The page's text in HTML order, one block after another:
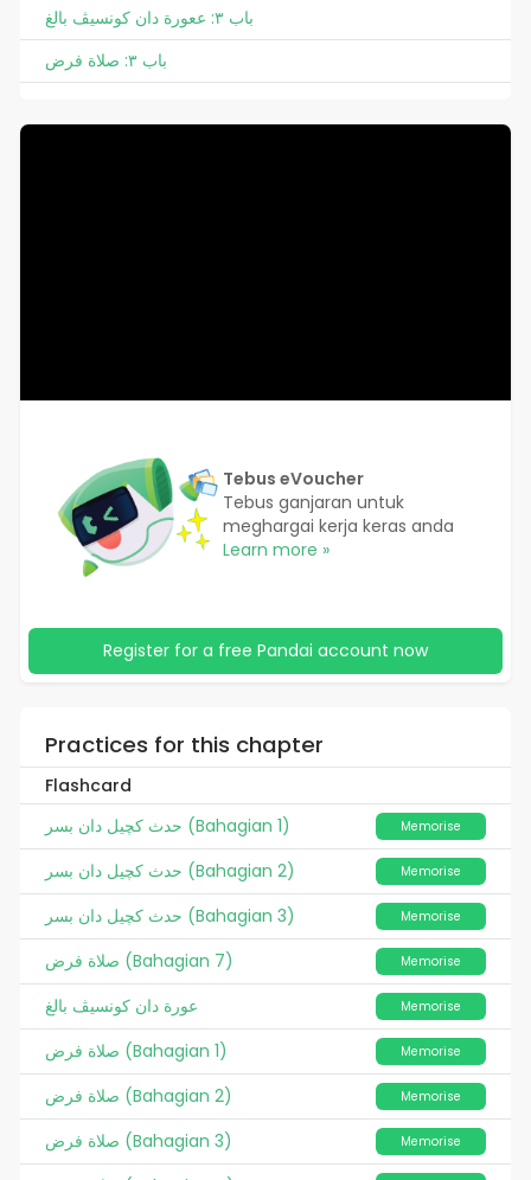
باب ٣: ععورة دان کونسيڤ بالغ
باب ٣: صلاة فرض
Tebus eVoucher
Tebus ganjaran untuk
meghargai kerja keras anda
Learn more »
Register for a free Pandai account now
Practices for this chapter
Flashcard
حدث کچيل دان بسر (Bahagian 1)
Memorise
حدث کچيل دان بسر (Bahagian 2) Memorise
حدث کچيل دان بسر (Bahagian 3) Memorise
صلاة فرض (Bahagian 7) Memorise
عورة دان کونسيڤ بالغ Memorise
صلاة فرض (Bahagian 1) Memorise
صلاة فرض (Bahagian 2) Memorise
صلاة فرض (Bahagian 3) Memorise